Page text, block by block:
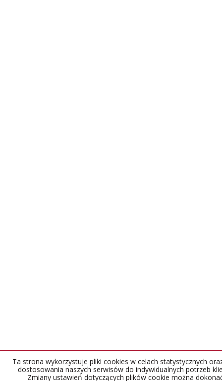
Ta strona wykorzystuje pliki cookies w celach statystycznych
dostosowania naszych serwisów do indywidualnych potrzeb
Zmiany ustawień dotyczących plików cookie można